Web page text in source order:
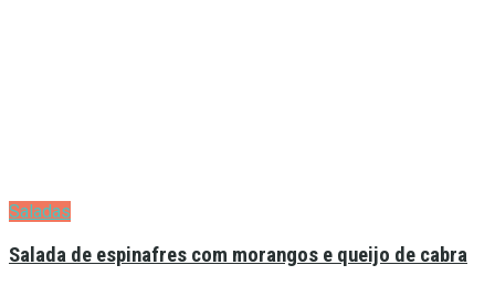
Saladas
Salada de espinafres com morangos e queijo de cabra